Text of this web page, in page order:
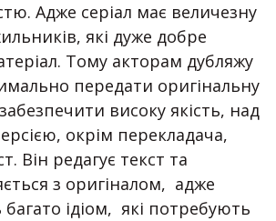
Адже серіал має величезну
які дуже добре
Тому акторам дубляжу
передати оригінальну
високу якість, над
окрім перекладача,
Він редагує текст та
з оригіналом, адже
багато ідіом, які потребують